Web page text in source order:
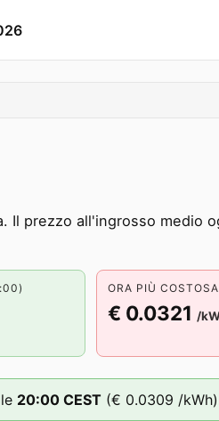
Il prezzo all'ingrosso medio
ORA PIÙ
€ 0.0321 /
20:00 CEST (€ 0.0309 /